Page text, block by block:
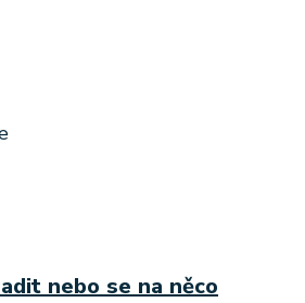
nebo se na něco